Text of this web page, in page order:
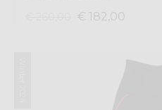
€ 182,00